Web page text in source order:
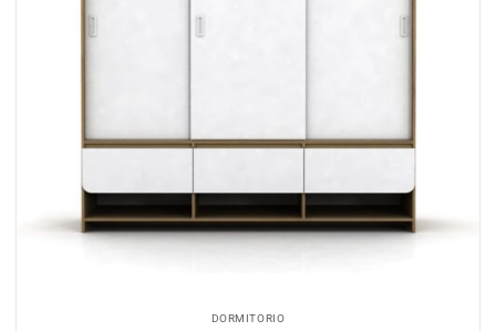
DORMITORIO